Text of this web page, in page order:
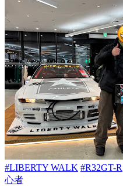
#LIBERTY WALK #R32GT-R
心者